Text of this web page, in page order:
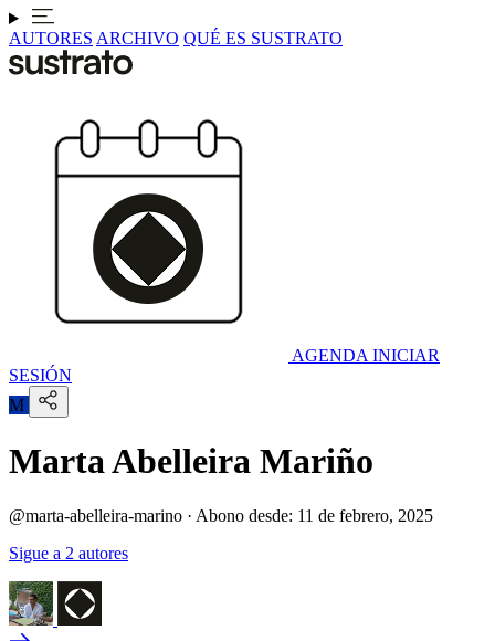
AUTORES ARCHIVO QUÉ ES SUSTRATO
AGENDA INICIAR
SESIÓN
M
Marta Abelleira Mariño
@marta-abelleira-marino · Abono desde: 11 de febrero, 2025
Sigue a 2 autores